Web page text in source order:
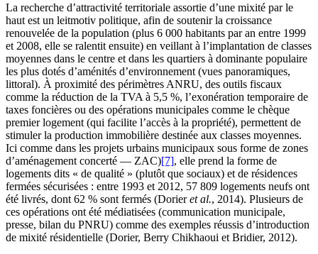
La recherche d’attractivité territoriale assortie d’une mixité par le
haut est un leitmotiv politique, afin de soutenir la croissance
renouvelée de la population (plus 6 000 habitants par an entre 1999
et 2008, elle se ralentit ensuite) en veillant à l’implantation de classes
moyennes dans le centre et dans les quartiers à dominante populaire
les plus dotés d’aménités d’environnement (vues panoramiques,
littoral). À proximité des périmètres ANRU, des outils fiscaux
comme la réduction de la TVA à 5,5 %, l’exonération temporaire de
taxes foncières ou des opérations municipales comme le chèque
premier logement (qui facilite l’accès à la propriété), permettent de
stimuler la production immobilière destinée aux classes moyennes.
Ici comme dans les projets urbains municipaux sous forme de zones
d’aménagement concerté — ZAC)[7], elle prend la forme de
logements dits « de qualité » (plutôt que sociaux) et de résidences
fermées sécurisées : entre 1993 et 2012, 57 809 logements neufs ont
été livrés, dont 62 % sont fermés (Dorieret al., 2014). Plusieurs de
ces opérations ont été médiatisées (communication municipale,
presse, bilan du PNRU) comme des exemples réussis d’introduction
de mixité résidentielle (Dorier, Berry Chikhaoui et Bridier, 2012).